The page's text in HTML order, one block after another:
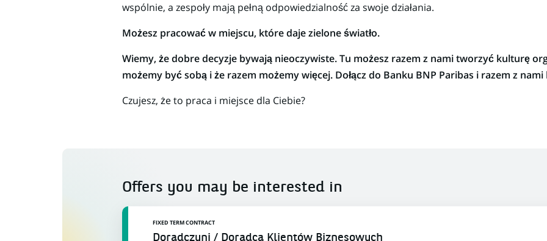
wspólnie, a zespoły mają pełną odpowiedzialność za swoje działania.
Możesz pracować w miejscu, które daje zielone światło.
Wiemy, że dobre decyzje bywają nieoczywiste. Tu możesz razem z nami tworzyć kulturę
możemy być sobą i że razem możemy więcej. Dołącz do Banku BNP Paribas i razem z
Czujesz, że to praca i miejsce dla Ciebie?
Offers you may be interested in
FIXED TERM CONTRACT
Doradczyni / Doradca Klientów Biznesowych